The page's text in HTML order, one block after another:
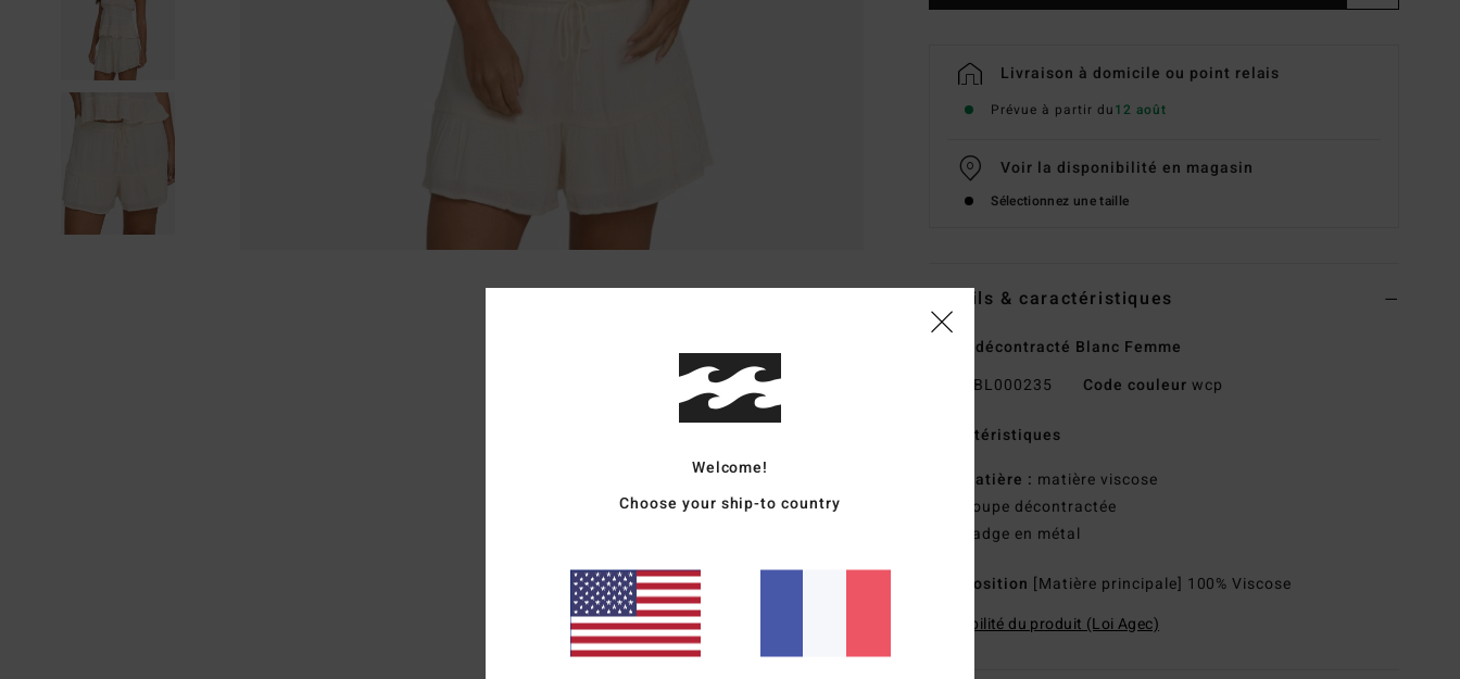
Livraison à domicile ou point relais
Prévue à partir du12 août
Voir la disponibilité en magasin
Sélectionnez une taille
Details & caractéristiques
Short décontracté Blanc Femme
BL000235 Code couleur wcp
Caractéristiques
Matière : matière viscose
Coupe décontractée
Badge en métal
Composition [Matière principale] 100% Viscose
Traçabilité du produit (Loi Agec)
Welcome!
Choose your ship-to country